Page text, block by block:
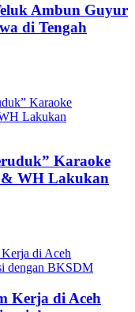
Ambun Guyur
di Tengah
Karaoke
& WH Lakukan
Kerja di Aceh